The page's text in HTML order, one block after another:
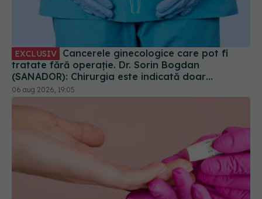
EXCLUSIV
tratate fără operație. Dr. Sorin Bogdan
(SANADOR): Chirurgia este indicată doar
punctual, pentru anumite categorii de paciente
06 aug 2026, 19:05